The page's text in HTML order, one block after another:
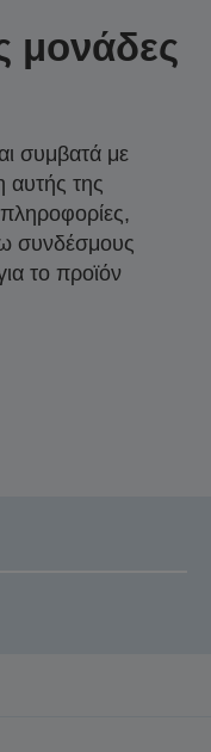
μονάδες
συμβατά με
αυτής της
συνδέσμους
το προϊόν